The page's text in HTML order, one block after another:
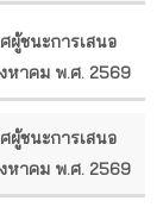
ผู้ชนะการเสนอ
หาคม พ.ศ. 2569
ผู้ชนะการเสนอ
หาคม พ.ศ. 2569